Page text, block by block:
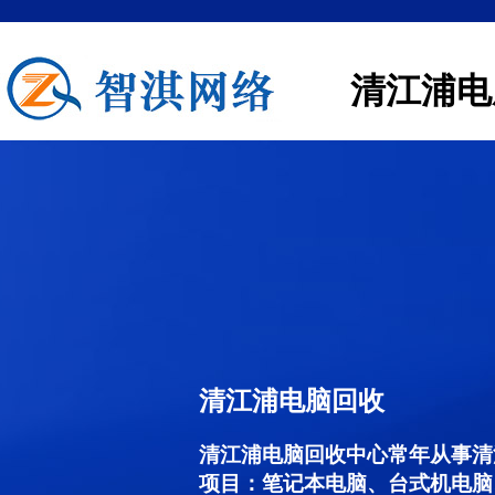
清江浦
清江浦电脑回收
清江浦电脑回收中心常年从事
项目：笔记本电脑、台式机电